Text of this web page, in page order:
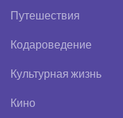
Путешествия
Кодароведение
Культурная жизнь
Кино